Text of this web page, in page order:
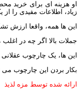
او هزینه ای برای خرید
زیاد، اطلاعات مفیدی را
این ها همه، واقعا ارزش
جملات بالا اگر چه در
این ها، یک چارچوب
بکار بردن این چارچوب می
ارائه شده توسط مزه لذیذ